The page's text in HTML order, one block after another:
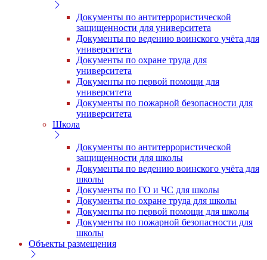
Документы по антитеррористической
защищенности для университета
Документы по ведению воинского учёта для
университета
Документы по охране труда для
университета
Документы по первой помощи для
университета
Документы по пожарной безопасности для
университета
Школа
Документы по антитеррористической
защищенности для школы
Документы по ведению воинского учёта для
школы
Документы по ГО и ЧС для школы
Документы по охране труда для школы
Документы по первой помощи для школы
Документы по пожарной безопасности для
школы
Объекты размещения